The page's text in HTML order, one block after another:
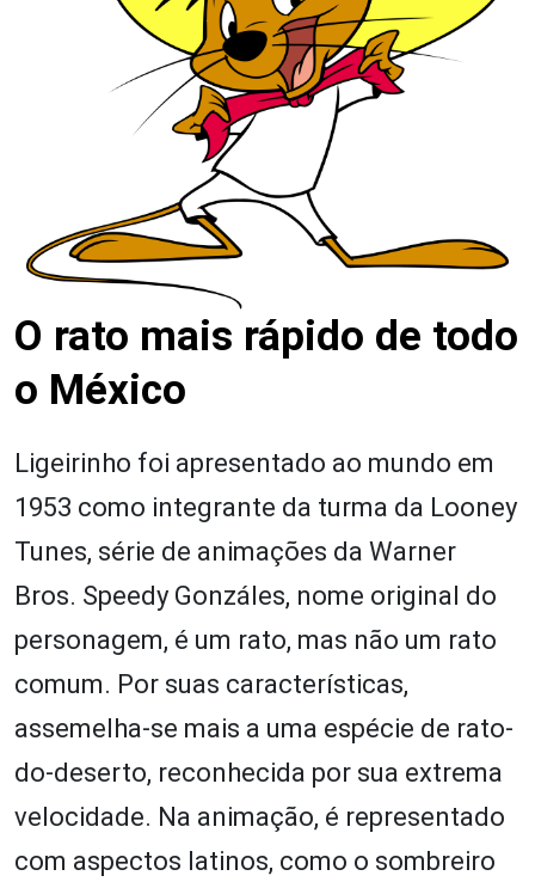
O rato mais rápido de todo
o México
Ligeirinho foi apresentado ao mundo em
1953 como integrante da turma da Looney
Tunes, série de animações da Warner
Bros. Speedy Gonzáles, nome original do
personagem, é um rato, mas não um rato
comum. Por suas características,
assemelha-se mais a uma espécie de rato-
do-deserto, reconhecida por sua extrema
velocidade. Na animação, é representado
com aspectos latinos, como o sombreiro